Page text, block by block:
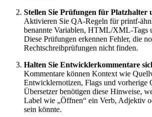
Stellen Sie Prüfungen für Platzhalter
Aktivieren Sie QA-Regeln für printf-
benannte Variablen, HTML/XML-Tags
Diese Prüfungen erkennen Fehler, die
Rechtschreibprüfungen nicht finden.
Halten Sie Entwicklerkommentare
Kommentare können Kontext wie
Entwicklernotizen, Flags und vorherige
Übersetzer benötigen diese Hinweise,
Label wie „Öffnen“ ein Verb, Adjektiv
sein könnte.